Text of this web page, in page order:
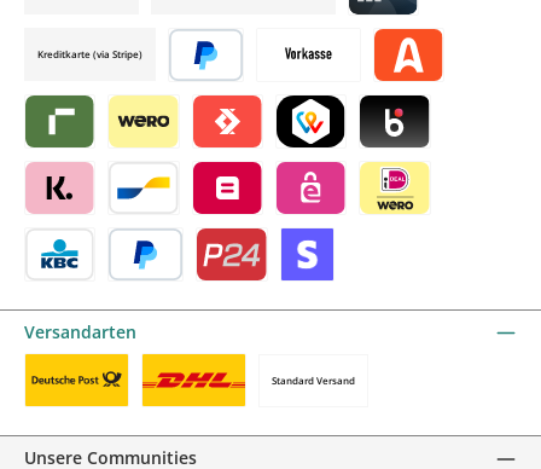
Vorkasse Alma by mollie
Riverty by mollie
Wero Satispay by mollieTWINT by mollieBlik by mollie
Klarna by mollieBancontact by mollie
Belfius by mollieeps by mollie
Credit card by mollie
Kreditkarte (via Stripe)
Später bezahlen
Versandarten
Standard Versand
Unsere Communities